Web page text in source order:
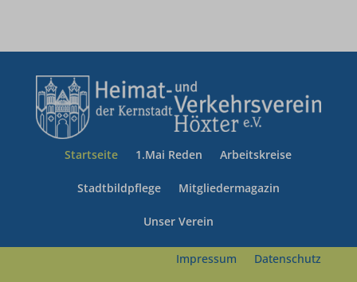
Startseite 1.Mai Reden Arbeitskreise
Stadtbildpflege Mitgliedermagazin
Unser Verein
Impressum Datenschutz